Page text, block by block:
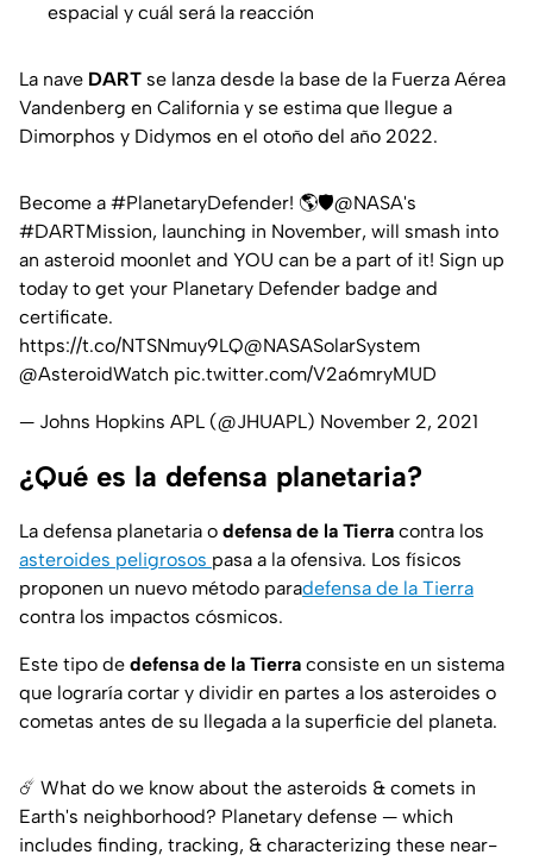
espacial y cuál será la reacción
La nave DART se lanza desde la base de la Fuerza Aérea
Vandenberg en California y se estima que llegue a
Dimorphos y Didymos en el otoño del año 2022.
Become a #PlanetaryDefender! 🌎🛡️@NASA's
#DARTMission, launching in November, will smash into
an asteroid moonlet and YOU can be a part of it! Sign up
today to get your Planetary Defender badge and
certificate.
https://t.co/NTSNmuy9LQ@NASASolarSystem
@AsteroidWatch pic.twitter.com/V2a6mryMUD
— Johns Hopkins APL (@JHUAPL) November 2, 2021
¿Qué es la defensa planetaria?
La defensa planetaria o defensa de la Tierra contra los
asteroides peligrosos pasa a la ofensiva. Los físicos
proponen un nuevo método paradefensa de la Tierra
contra los impactos cósmicos.
Este tipo de defensa de la Tierra consiste en un sistema
que lograría cortar y dividir en partes a los asteroides o
cometas antes de su llegada a la superficie del planeta.
☄️ What do we know about the asteroids & comets in
Earth's neighborhood? Planetary defense — which
includes finding, tracking, & characterizing these near-